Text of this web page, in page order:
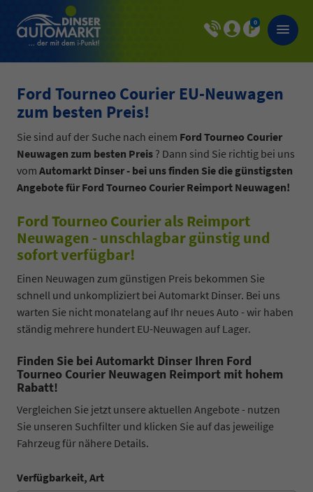
0
Ford Tourneo Courier EU-Neuwagen
zum besten Preis!
Sie sind auf der Suche nach einem Ford Tourneo Courier
Neuwagen zum besten Preis ? Dann sind Sie richtig bei uns
vom Automarkt Dinser - bei uns finden Siedie günstigsten
Angebote für Ford Tourneo Courier Reimport Neuwagen!
Ford Tourneo Courier als Reimport
Neuwagen - unschlagbar günstig und
sofort verfügbar!
Einen Neuwagen zum günstigen Preis bekommen Sie
schnell und unkompliziert bei Automarkt Dinser. Bei uns
warten Sie nicht monatelang auf Ihr neues Auto - wir haben
ständig mehrere hundert EU-Neuwagen auf Lager.
Finden Sie bei Automarkt Dinser Ihren Ford
Tourneo Courier Neuwagen Reimport mit hohem
Rabatt!
Vergleichen Sie jetzt unsere aktuellen Angebote - nutzen
Sie unseren Suchfilter und klicken Sie auf das jeweilige
Fahrzeug für nähere Details.
Verfügbarkeit, Art